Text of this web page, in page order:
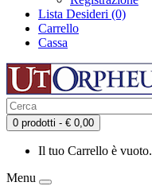
Lista Desideri (0)
Carrello
Cassa
0 prodotti - € 0,00
Il tuo Carrello è vuoto.
Menu